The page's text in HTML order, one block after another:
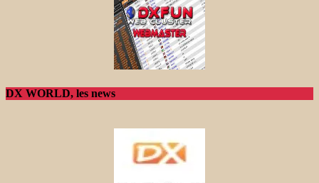
DX WORLD, les news